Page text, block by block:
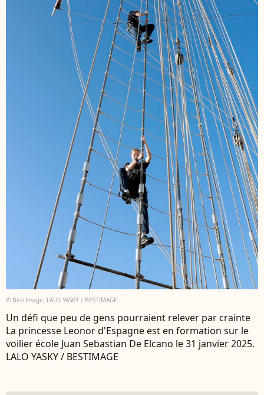
© BestImage, LALO YASKY / BESTIMAGE
Un défi que peu de gens pourraient relever par crainte
La princesse Leonor d'Espagne est en formation sur le
voilier école Juan Sebastian De Elcano le 31 janvier 2025.
LALO YASKY / BESTIMAGE